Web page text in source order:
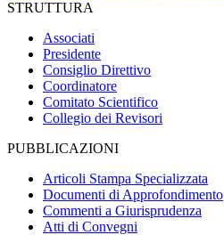
STRUTTURA
Associati
Presidente
Consiglio Direttivo
Coordinatore
Comitato Scientifico
Collegio dei Revisori
PUBBLICAZIONI
Articoli Stampa Specializzata
Documenti di Approfondimento
Commenti a Giurisprudenza
Atti di Convegni